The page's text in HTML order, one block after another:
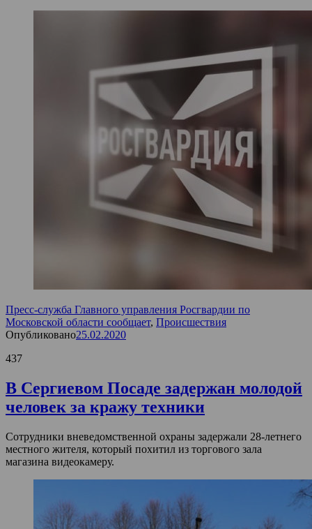
Пресс-служба Главного управления Росгвардии по
Московской области сообщает, Происшествия
Опубликовано25.02.2020
437
В Сергиевом Посаде задержан молодой
человек за кражу техники
Сотрудники вневедомственной охраны задержали 28-летнего
местного жителя, который похитил из торгового зала
магазина видеокамеру.